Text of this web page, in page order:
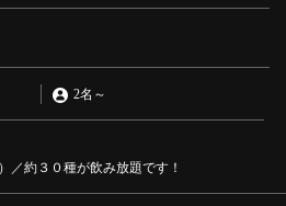
2名 ～
約３０種が飲み放題です！